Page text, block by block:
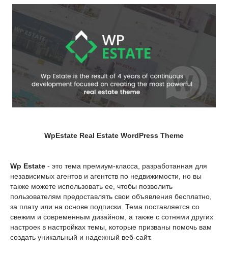
WpEstate Real Estate WordPress Theme
Wp Estate - это тема премиум-класса, разработанная для
независимых агентов и агентств по недвижимости, но вы
также можете использовать ее, чтобы позволить
пользователям предоставлять свои объявления бесплатно,
за плату или на основе подписки. Тема поставляется со
свежим и современным дизайном, а также с сотнями других
настроек в настройках темы, которые призваны помочь вам
создать уникальный и надежный веб-сайт.